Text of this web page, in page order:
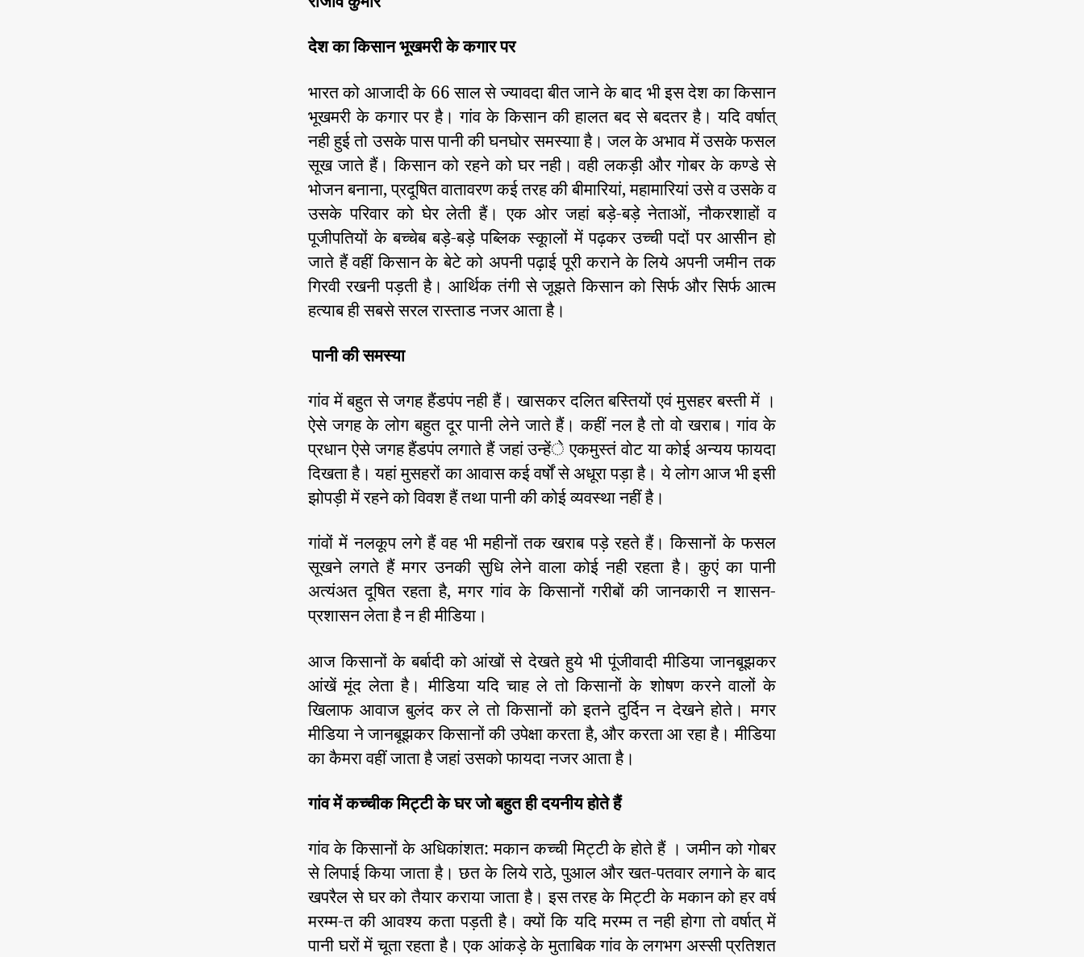
u
h
o
a
e
नों
की
ब
द
हा
ली
के
ये
कौ
न
देश का किसान भूखमरी के कगार पर
भारत को आजादी के 66 साल से ज्यावदा बीत जाने के बाद भी इस देश का किसान
भूखमरी के कगार पर है। गांव के किसान की हालत बद से बदतर है। यदि वर्षात्
नही हुई तो उसके पास पानी की घनघोर समस्याा है। जल के अभाव में उसके फसल
सूख जाते हैं। किसान को रहने को घर नही। वही लकड़ी और गोबर के कण्डे से
भोजन बनाना, प्रदूषित वातावरण कई तरह की बीमारियां, महामारियां उसे व उसके व
उसके परिवार को घेर लेती हैं। एक ओर जहां बड़े-बड़े नेताओं, नौकरशाहों व
पूजीपतियों के बच्चेब बड़े-बड़े पब्लिक स्कूालों में पढ़कर उच्ची पदों पर आसीन हो
जाते हैं वहीं किसान के बेटे को अपनी पढ़ाई पूरी कराने के लिये अपनी जमीन तक
गिरवी रखनी पड़ती है। आर्थिक तंगी से जूझते किसान को सिर्फ और सिर्फ आत्म
हत्याब ही सबसे सरल रास्ताड नजर आता है।
पानी की समस्या
गांव में बहुत से जगह हैंडपंप नही हैं। खासकर दलित बस्तियों एवं मुसहर बस्ती में ।
ऐसे जगह के लोग बहुत दूर पानी लेने जाते हैं। कहीं नल है तो वो खराब। गांव के
प्रधान ऐसे जगह हैंडपंप लगाते हैं जहां उन्हेंे एकमुस्तं वोट या कोई अन्यय फायदा
दिखता है। यहां मुसहरों का आवास कई वर्षों से अधूरा पड़ा है। ये लोग आज भी इसी
झोपड़ी में रहने को विवश हैं तथा पानी की कोई व्यवस्था नहीं है।
गांवों में नलकूप लगे हैं वह भी महीनों तक खराब पड़े रहते हैं। किसानों के फसल
सूखने लगते हैं मगर उनकी सुधि लेने वाला कोई नही रहता है। कुएं का पानी
अत्यंअत दूषित रहता है, मगर गांव के किसानों गरीबों की जानकारी न शासन-
प्रशासन लेता है न ही मीडिया।
आज किसानों के बर्बादी को आंखों से देखते हुये भी पूंजीवादी मीडिया जानबूझकर
आंखें मूंद लेता है। मीडिया यदि चाह ले तो किसानों के शोषण करने वालों के
खिलाफ आवाज बुलंद कर ले तो किसानों को इतने दुर्दिन न देखने होते। मगर
मीडिया ने जानबूझकर किसानों की उपेक्षा करता है, और करता आ रहा है। मीडिया
का कैमरा वहीं जाता है जहां उसको फायदा नजर आता है।
गांव में कच्चीक मिट्टी के घर जो बहुत ही दयनीय होते हैं
गांव के किसानों के अधिकांशत: मकान कच्ची मिट्टी के होते हैं । जमीन को गोबर
से लिपाई किया जाता है। छत के लिये राठे, पुआल और खत-पतवार लगाने के बाद
खपरैल से घर को तैयार कराया जाता है। इस तरह के मिट्टी के मकान को हर वर्ष
मरम्म-त की आवश्य कता पड़ती है। क्यों कि यदि मरम्म त नही होगा तो वर्षात् में
पानी घरों में चूता रहता है। एक आंकड़े के मुताबिक गांव के लगभग अस्सी प्रतिशत